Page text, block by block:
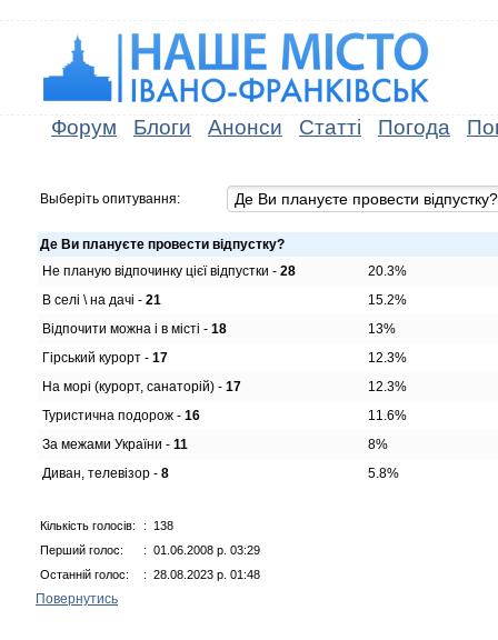
Форум Блоги Анонси Статті Погода
Выберіть опитування:
Де Ви плануєте провести відпустку?
Не планую відпочинку цієї відпустки - 28
20.3%
В селі \ на дачі - 21
15.2%
Відпочити можна і в місті - 18
13%
Гірський курорт - 17
12.3%
На морі (курорт, санаторій) - 17
12.3%
Туристична подорож - 16
11.6%
За межами України - 11
8%
Диван, телевізор - 8 5.8%
Кількість голосів:
: 138
Перший голос:
: 01.06.2008 р. 03:29
Останній голос:
: 28.08.2023 р. 01:48
Повернутись